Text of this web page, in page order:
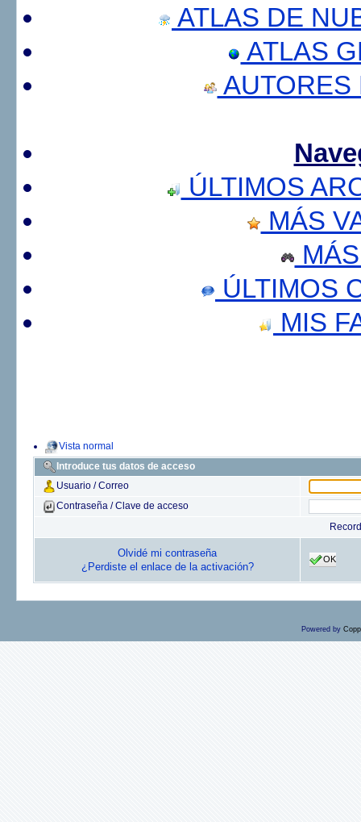
ATLAS DE
ATLAS
AUTORES
ÚLTIMOS
MÁS
ÚLTIMOS
MIS
Vista normal
Introduce tus datos de acceso
Usuario / Correo
Contraseña / Clave de acceso
Olvidé mi contraseña
¿Perdiste el enlace de la activación?
OK
Powered by